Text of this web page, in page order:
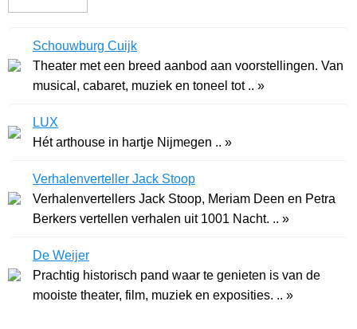
Schouwburg Cuijk
Theater met een breed aanbod aan voorstellingen. Van
musical, cabaret, muziek en toneel tot .. »
LUX
Hét arthouse in hartje Nijmegen .. »
Verhalenverteller Jack Stoop
Verhalenvertellers Jack Stoop, Meriam Deen en Petra
Berkers vertellen verhalen uit 1001 Nacht. .. »
De Weijer
Prachtig historisch pand waar te genieten is van de
mooiste theater, film, muziek en exposities. .. »